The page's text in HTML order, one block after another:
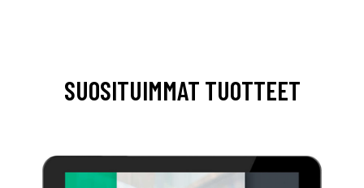
SUOSITUIMMAT TUOTTEET